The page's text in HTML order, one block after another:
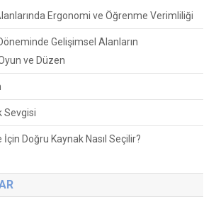
Ergonomi ve Öğrenme Verimliliği
Gelişimsel Alanların
ve Düzen
Sevgisi
İçin Doğru Kaynak Nasıl Seçilir?